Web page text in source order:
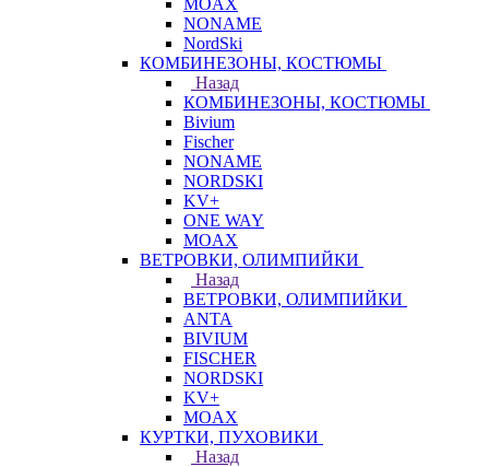
MOAX
NONAME
NordSki
КОМБИНЕЗОНЫ, КОСТЮМЫ
Назад
КОМБИНЕЗОНЫ, КОСТЮМЫ
Bivium
Fischer
NONAME
NORDSKI
KV+
ONE WAY
MOAX
ВЕТРОВКИ, ОЛИМПИЙКИ
Назад
ВЕТРОВКИ, ОЛИМПИЙКИ
ANTA
BIVIUM
FISCHER
NORDSKI
KV+
MOAX
КУРТКИ, ПУХОВИКИ
Назад